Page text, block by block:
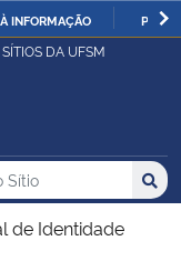
INFORMAÇÃO
SÍTIOS DA UFSM
no no Sítio
de Identidade